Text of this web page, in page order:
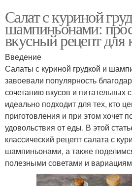
Салат с куриной
шампиньонами:
вкусный рецепт
Введение
Салаты с куриной грудкой и
завоевали популярность
сочетанию вкусов и питательных
идеально подходит для тех, кто
приготовления и при этом хочет
удовольствия от еды. В этой
классический рецепт салата с
шампиньонами, а также
полезными советами и